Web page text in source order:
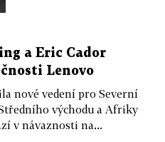
a Eric Cador
Lenovo
nové vedení pro Severní
východu a Afriky
v návaznosti na...